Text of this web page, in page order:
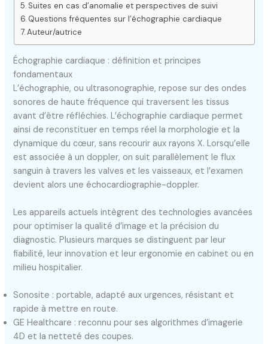
Suites en cas d’anomalie et perspectives de suivi
Questions fréquentes sur l’échographie cardiaque
Auteur/autrice
Échographie cardiaque : définition et principes
fondamentaux
L’échographie, ou ultrasonographie, repose sur des ondes
sonores de haute fréquence qui traversent les tissus
avant d’être réfléchies. L’échographie cardiaque permet
ainsi de reconstituer en temps réel la morphologie et la
dynamique du cœur, sans recourir aux rayons X. Lorsqu’elle
est associée à un doppler, on suit parallèlement le flux
sanguin à travers les valves et les vaisseaux, et l’examen
devient alors une échocardiographie-doppler.
Les appareils actuels intègrent des technologies avancées
pour optimiser la qualité d’image et la précision du
diagnostic. Plusieurs marques se distinguent par leur
fiabilité, leur innovation et leur ergonomie en cabinet ou en
milieu hospitalier.
Sonosite : portable, adapté aux urgences, résistant et
rapide à mettre en route.
GE Healthcare : reconnu pour ses algorithmes d’imagerie
4D et la netteté des coupes.